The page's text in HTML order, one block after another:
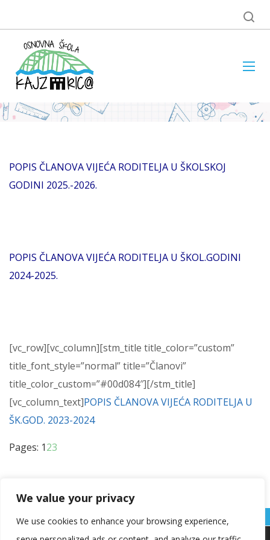
We value your privacy
We use cookies to enhance your browsing experience,
POPIS ČLANOVA VIJEĆA RODITELJA U ŠKOLSKOJ
GODINI 2025.-2026.
POPIS ČLANOVA VIJEĆA RODITELJA U ŠKOL.GODINI
2024-2025.
[vc_row][vc_column][stm_title title_color=”custom”
title_font_style=”normal” title=”Članovi”
title_color_custom=”#00d084″][/stm_title]
[vc_column_text]POPIS ČLANOVA VIJEĆA RODITELJA U
ŠK.GOD. 2023-2024
Pages: Page
1,Page
2,Page
3